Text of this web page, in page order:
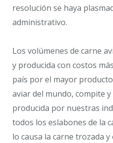
resolución se haya
administrativo.
Los volúmenes de carne
y producida con costos
país por el mayor
aviar del mundo, compite
producida por nuestras
todos los eslabones de la
lo causa la carne trozada